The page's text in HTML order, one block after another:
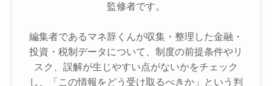
監修者です。
編集者であるマネ辞くんが収集・整理した金融・
投資・税制データについて、制度の前提条件やリ
スク、誤解が生じやすい点がないかをチェック
し、「この情報をどう受け取るべきか」という判